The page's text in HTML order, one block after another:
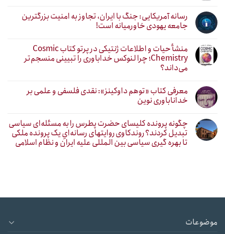
رسانه آمریکایی: جنگ با ایران، تجاوز به امنیت بزرگترین
جامعه یهودی خاورمیانه است!
منشأ حیات و اطلاعات ژنتیکی در پرتو کتاب Cosmic
Chemistry؛ چرا لنوکس خداباوری را تبیینی منسجم‌تر
می‌داند؟
معرفی کتاب «توهم داوکینز»: نقدی فلسفی و علمی بر
خداناباوری نوین
چگونه پرونده کلیسای حضرت پطرس را به مسئله‌ای سیاسی
تبدیل کردند؟ روندکاوی روایتهای رسانه‌ایِ یک پرونده ملکی
تا بهره گیری سیاسی بین المللی علیه ایران و نظام اسلامی
موضوعات